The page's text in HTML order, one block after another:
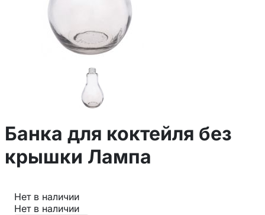
Банка для коктейля без
крышки Лампа
Нет в наличии
Нет в наличии